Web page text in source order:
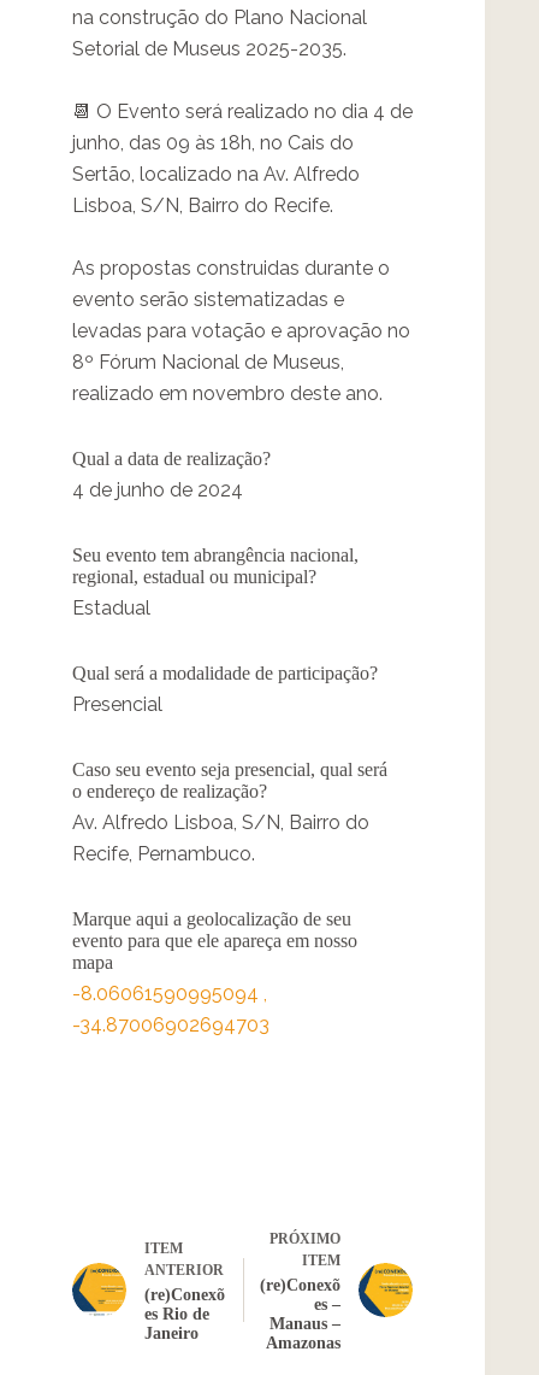
na construção do Plano Nacional
Setorial de Museus 2025-2035.
📆 O Evento será realizado no dia 4 de
junho, das 09 às 18h, no Cais do
Sertão, localizado na Av. Alfredo
Lisboa, S/N, Bairro do Recife.
As propostas construidas durante o
evento serão sistematizadas e
levadas para votação e aprovação no
8º Fórum Nacional de Museus,
realizado em novembro deste ano.
Qual a data de realização?
4 de junho de 2024
Seu evento tem abrangência nacional,
regional, estadual ou municipal?
Estadual
Qual será a modalidade de participação?
Presencial
Caso seu evento seja presencial, qual será
o endereço de realização?
Av. Alfredo Lisboa, S/N, Bairro do
Recife, Pernambuco.
Marque aqui a geolocalização de seu
evento para que ele apareça em nosso
mapa
-8.06061590995094 ,
-34.87006902694703
ITEM
ANTERIOR
(re)Conexõ
es Rio de
Janeiro
PRÓXIMO
ITEM
(re)Conexõ
es –
Manaus –
Amazonas